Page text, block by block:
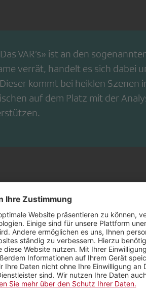
VAR’s» ist an den
verrät, handelt es sich dabei
kommt bei heik­len Szenen
auf dem Platz mit der
Vielzahl an Bildschirmen,
richtigen «Video Assistant
eineheikle Szene einer
Sportlerinnen, Trainer
und spricht munter über